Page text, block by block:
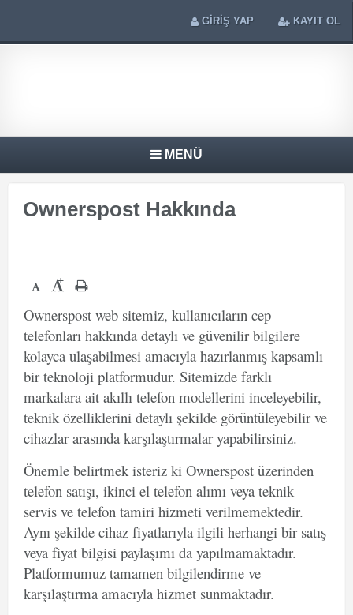
GİRİŞ YAP KAYIT OL
MENÜ
Ownerspost Hakkında
- +
Ownerspost web sitemiz, kullanıcıların cep
telefonları hakkında detaylı ve güvenilir bilgilere
kolayca ulaşabilmesi amacıyla hazırlanmış kapsamlı
bir teknoloji platformudur. Sitemizde farklı
markalara ait akıllı telefon modellerini inceleyebilir,
teknik özelliklerini detaylı şekilde görüntüleyebilir ve
cihazlar arasında karşılaştırmalar yapabilirsiniz.
Önemle belirtmek isteriz ki Ownerspost üzerinden
telefon satışı, ikinci el telefon alımı veya teknik
servis ve telefon tamiri hizmeti verilmemektedir.
Aynı şekilde cihaz fiyatlarıyla ilgili herhangi bir satış
veya fiyat bilgisi paylaşımı da yapılmamaktadır.
Platformumuz tamamen bilgilendirme ve
karşılaştırma amacıyla hizmet sunmaktadır.